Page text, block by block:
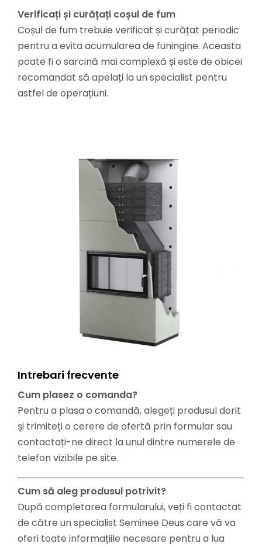
Verificați și curățați coșul de fum
Coșul de fum trebuie verificat și curățat periodic
pentru a evita acumularea de funingine. Aceasta
poate fi o sarcină mai complexă și este de obicei
recomandat să apelați la un specialist pentru
astfel de operațiuni.
Intrebari frecvente
Cum plasez o comanda?
Pentru a plasa o comandă, alegeți produsul dorit
și trimiteți o cerere de ofertă prin formular sau
contactați-ne direct la unul dintre numerele de
telefon vizibile pe site.
Cum să aleg produsul potrivit?
După completarea formularului, veți fi contactat
de către un specialist Seminee Deus care vă va
oferi toate informațiile necesare pentru a lua